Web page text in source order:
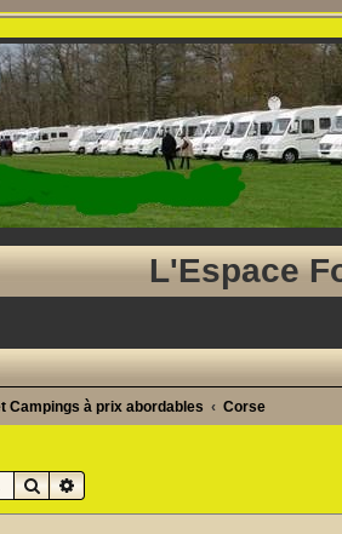
L'Espace
Campings à prix abordables Corse
RechercherRecherche avancée